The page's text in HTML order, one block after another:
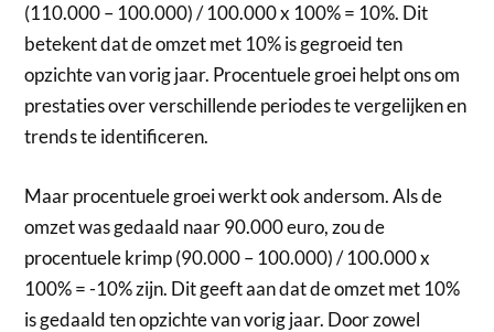
(110.000 – 100.000) / 100.000 x 100% = 10%. Dit
betekent dat de omzet met 10% is gegroeid ten
opzichte van vorig jaar. Procentuele groei helpt ons om
prestaties over verschillende periodes te vergelijken en
trends te identificeren.
Maar procentuele groei werkt ook andersom. Als de
omzet was gedaald naar 90.000 euro, zou de
procentuele krimp (90.000 – 100.000) / 100.000 x
100% = -10% zijn. Dit geeft aan dat de omzet met 10%
is gedaald ten opzichte van vorig jaar. Door zowel